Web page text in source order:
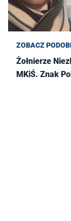
ZOBACZ
Żołnierze
MKiŚ. Znak